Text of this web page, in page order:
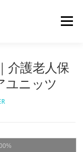
メニュー
介護老人保
ユニッツ